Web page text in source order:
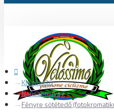
Kiegészítő
Napszemüveg
Fényre sötétedő